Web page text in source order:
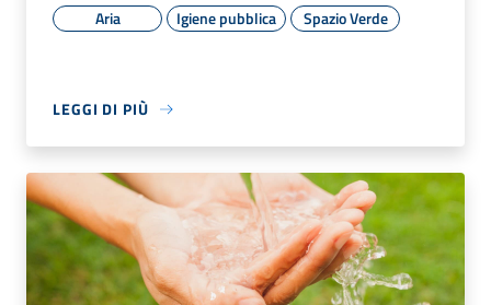
Aria Igiene pubblica Spazio Verde
LEGGI DI PIÙ